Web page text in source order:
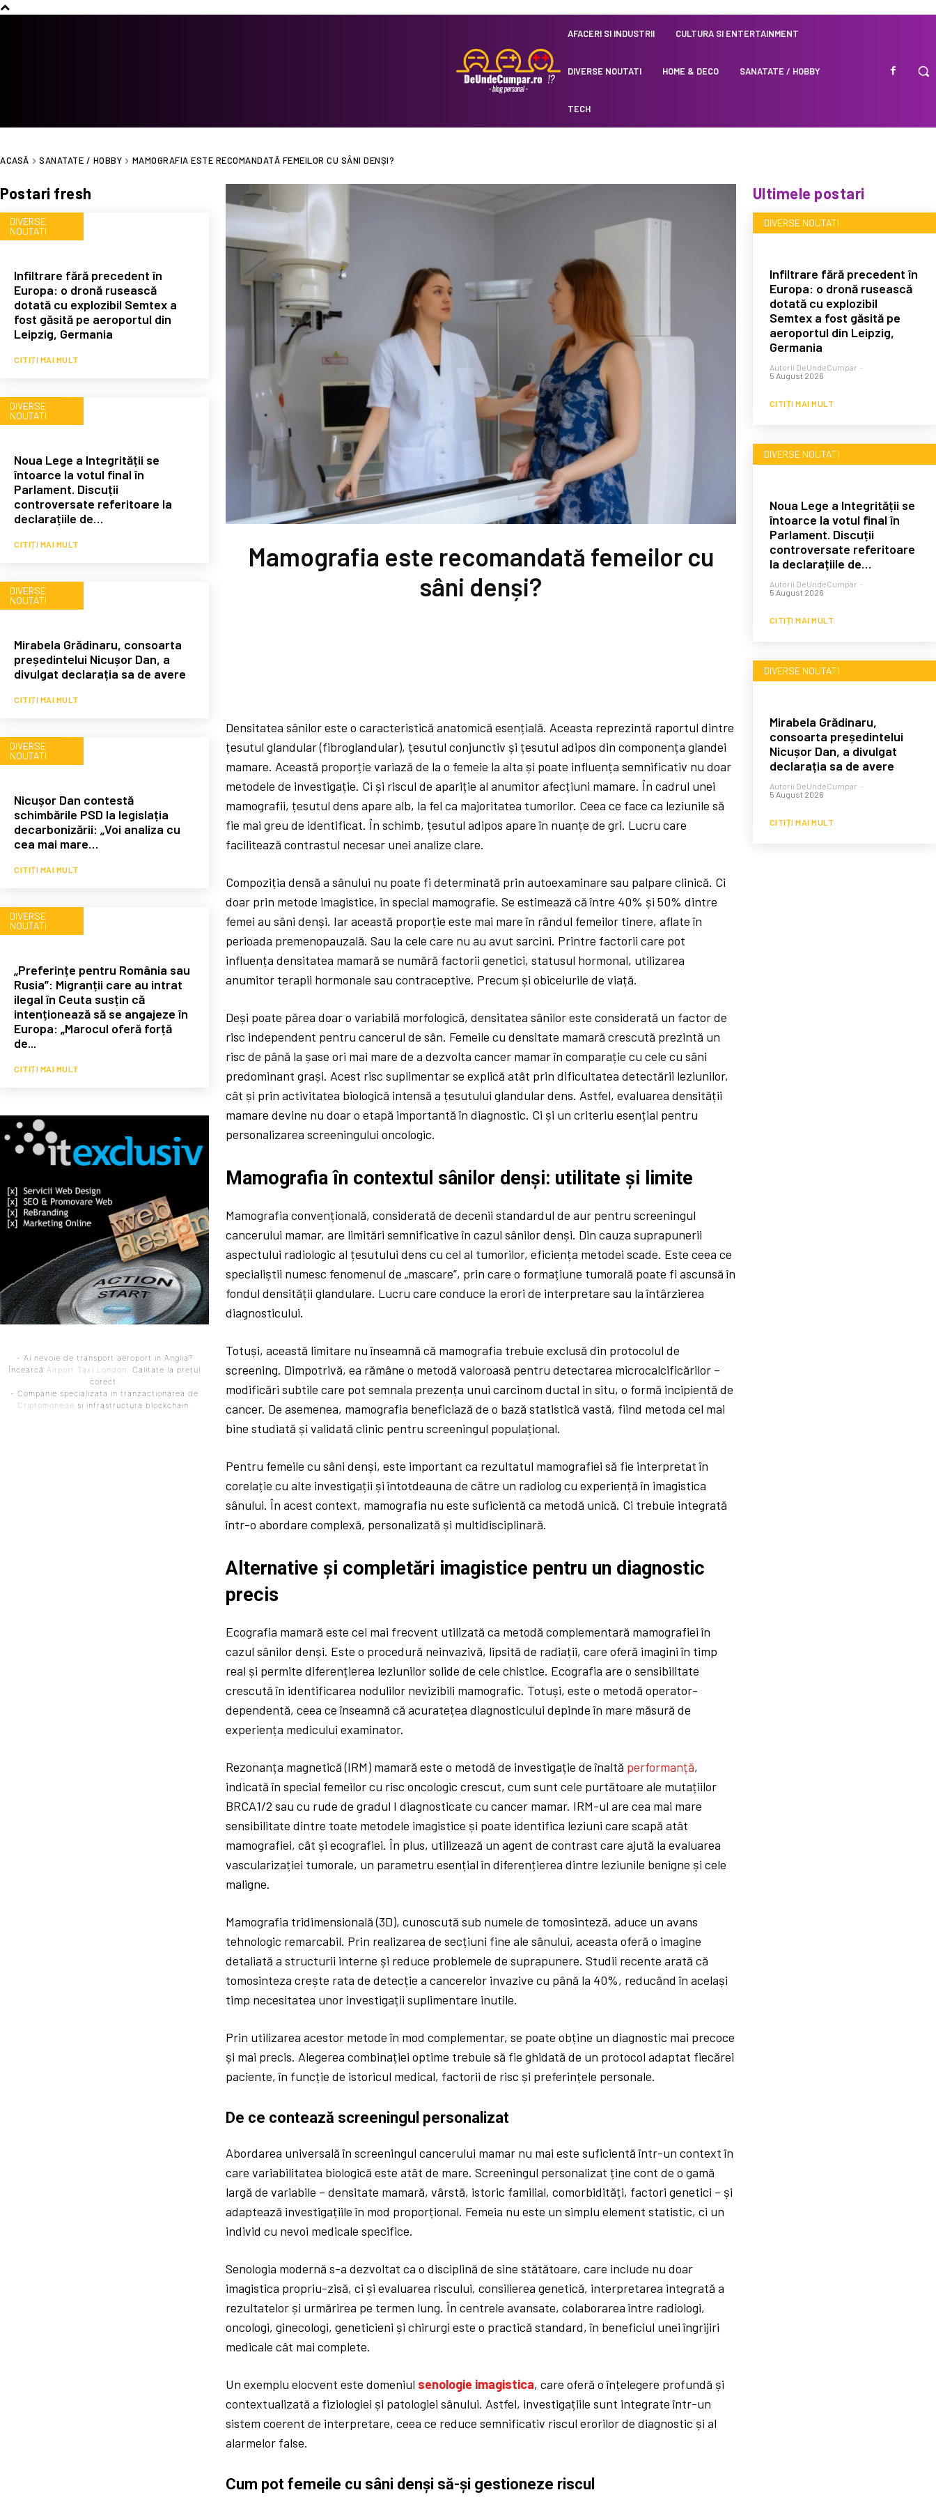
AFACERI SI INDUSTRII CULTURA SI ENTERTAINMENT
DIVERSE NOUTATI HOME & DECO SANATATE / HOBBY
TECH
ACASĂ SANATATE / HOBBY MAMOGRAFIA ESTE RECOMANDATĂ FEMEILOR CU SÂNI DENȘI?
Postari fresh
DIVERSE
NOUTATI
Infiltrare fără precedent în
Europa: o dronă rusească
dotată cu explozibil Semtex a
fost găsită pe aeroportul din
Leipzig, Germania
CITIȚI MAI MULT
DIVERSE
NOUTATI
Noua Lege a Integrității se
întoarce la votul final în
Parlament. Discuții
controversate referitoare la
declarațiile de…
CITIȚI MAI MULT
DIVERSE
NOUTATI
Mirabela Grădinaru, consoarta
președintelui Nicușor Dan, a
divulgat declarația sa de avere
CITIȚI MAI MULT
DIVERSE
NOUTATI
Nicușor Dan contestă
schimbările PSD la legislația
decarbonizării: „Voi analiza cu
cea mai mare…
CITIȚI MAI MULT
DIVERSE
NOUTATI
„Preferințe pentru România sau
Rusia”: Migranții care au intrat
ilegal în Ceuta susțin că
intenționează să se angajeze în
Europa: „Marocul oferă forță
de...
CITIȚI MAI MULT
- Ai nevoie de transport aeroport in Anglia?
ÎncearcăAirport Taxi London . Calitate la prețul
corect.
- Companie specializata in tranzactionarea de
Criptomonede si infrastructura blockchain.
Mamografia este recomandată femeilor cu
sâni denși?
Densitatea sânilor este o caracteristică anatomică esențială. Aceasta reprezintă raportul dintre
țesutul glandular (fibroglandular), țesutul conjunctiv și țesutul adipos din componența glandei
mamare. Această proporție variază de la o femeie la alta și poate influența semnificativ nu doar
metodele de investigație. Ci și riscul de apariție al anumitor afecțiuni mamare. În cadrul unei
mamografii, țesutul dens apare alb, la fel ca majoritatea tumorilor. Ceea ce face ca leziunile să
fie mai greu de identificat. În schimb, țesutul adipos apare în nuanțe de gri. Lucru care
facilitează contrastul necesar unei analize clare.
Compoziția densă a sânului nu poate fi determinată prin autoexaminare sau palpare clinică. Ci
doar prin metode imagistice, în special mamografie. Se estimează că între 40% și 50% dintre
femei au sâni denși. Iar această proporție este mai mare în rândul femeilor tinere, aflate în
perioada premenopauzală. Sau la cele care nu au avut sarcini. Printre factorii care pot
influența densitatea mamară se numără factorii genetici, statusul hormonal, utilizarea
anumitor terapii hormonale sau contraceptive. Precum și obiceiurile de viață.
Deși poate părea doar o variabilă morfologică, densitatea sânilor este considerată un factor de
risc independent pentru cancerul de sân. Femeile cu densitate mamară crescută prezintă un
risc de până la șase ori mai mare de a dezvolta cancer mamar în comparație cu cele cu sâni
predominant grași. Acest risc suplimentar se explică atât prin dificultatea detectării leziunilor,
cât și prin activitatea biologică intensă a țesutului glandular dens. Astfel, evaluarea densității
mamare devine nu doar o etapă importantă în diagnostic. Ci și un criteriu esențial pentru
personalizarea screeningului oncologic.
Mamografia în contextul sânilor denși: utilitate și limite
Mamografia convențională, considerată de decenii standardul de aur pentru screeningul
cancerului mamar, are limitări semnificative în cazul sânilor denși. Din cauza suprapunerii
aspectului radiologic al țesutului dens cu cel al tumorilor, eficiența metodei scade. Este ceea ce
specialiștii numesc fenomenul de „mascare”, prin care o formațiune tumorală poate fi ascunsă în
fondul densității glandulare. Lucru care conduce la erori de interpretare sau la întârzierea
diagnosticului.
Totuși, această limitare nu înseamnă că mamografia trebuie exclusă din protocolul de
screening. Dimpotrivă, ea rămâne o metodă valoroasă pentru detectarea microcalcificărilor –
modificări subtile care pot semnala prezența unui carcinom ductal in situ, o formă incipientă de
cancer. De asemenea, mamografia beneficiază de o bază statistică vastă, fiind metoda cel mai
bine studiată și validată clinic pentru screeningul populațional.
Pentru femeile cu sâni denși, este important ca rezultatul mamografiei să fie interpretat în
corelație cu alte investigații și întotdeauna de către un radiolog cu experiență în imagistica
sânului. În acest context, mamografia nu este suficientă ca metodă unică. Ci trebuie integrată
într-o abordare complexă, personalizată și multidisciplinară.
Alternative și completări imagistice pentru un diagnostic
precis
Ecografia mamară este cel mai frecvent utilizată ca metodă complementară mamografiei în
cazul sânilor denși. Este o procedură neinvazivă, lipsită de radiații, care oferă imagini în timp
real și permite diferențierea leziunilor solide de cele chistice. Ecografia are o sensibilitate
crescută în identificarea nodulilor nevizibili mamografic. Totuși, este o metodă operator-
dependentă, ceea ce înseamnă că acuratețea diagnosticului depinde în mare măsură de
experiența medicului examinator.
Rezonanța magnetică (IRM) mamară este o metodă de investigație de înaltă performanță,
indicată în special femeilor cu risc oncologic crescut, cum sunt cele purtătoare ale mutațiilor
BRCA1/2 sau cu rude de gradul I diagnosticate cu cancer mamar. IRM-ul are cea mai mare
sensibilitate dintre toate metodele imagistice și poate identifica leziuni care scapă atât
mamografiei, cât și ecografiei. În plus, utilizează un agent de contrast care ajută la evaluarea
vascularizației tumorale, un parametru esențial în diferențierea dintre leziunile benigne și cele
maligne.
Mamografia tridimensională (3D), cunoscută sub numele de tomosinteză, aduce un avans
tehnologic remarcabil. Prin realizarea de secțiuni fine ale sânului, aceasta oferă o imagine
detaliată a structurii interne și reduce problemele de suprapunere. Studii recente arată că
tomosinteza crește rata de detecție a cancerelor invazive cu până la 40%, reducând în același
timp necesitatea unor investigații suplimentare inutile.
Prin utilizarea acestor metode în mod complementar, se poate obține un diagnostic mai precoce
și mai precis. Alegerea combinației optime trebuie să fie ghidată de un protocol adaptat fiecărei
paciente, în funcție de istoricul medical, factorii de risc și preferințele personale.
De ce contează screeningul personalizat
Abordarea universală în screeningul cancerului mamar nu mai este suficientă într-un context în
care variabilitatea biologică este atât de mare. Screeningul personalizat ține cont de o gamă
largă de variabile – densitate mamară, vârstă, istoric familial, comorbidități, factori genetici – și
adaptează investigațiile în mod proporțional. Femeia nu este un simplu element statistic, ci un
individ cu nevoi medicale specifice.
Senologia modernă s-a dezvoltat ca o disciplină de sine stătătoare, care include nu doar
imagistica propriu-zisă, ci și evaluarea riscului, consilierea genetică, interpretarea integrată a
rezultatelor și urmărirea pe termen lung. În centrele avansate, colaborarea între radiologi,
oncologi, ginecologi, geneticieni și chirurgi este o practică standard, în beneficiul unei îngrijiri
medicale cât mai complete.
Un exemplu elocvent este domeniul senologie imagistica, care oferă o înțelegere profundă și
contextualizată a fiziologiei și patologiei sânului. Astfel, investigațiile sunt integrate într-un
sistem coerent de interpretare, ceea ce reduce semnificativ riscul erorilor de diagnostic și al
alarmelor false.
Cum pot femeile cu sâni denși să-și gestioneze riscul
Ultimele postari
DIVERSE NOUTATI
Infiltrare fără precedent în
Europa: o dronă rusească
dotată cu explozibil
Semtex a fost găsită pe
aeroportul din Leipzig,
Germania
Autorii DeUndeCumpar -
5 August 2026
CITIȚI MAI MULT
DIVERSE NOUTATI
Noua Lege a Integrității se
întoarce la votul final în
Parlament. Discuții
controversate referitoare
la declarațiile de…
Autorii DeUndeCumpar -
5 August 2026
CITIȚI MAI MULT
DIVERSE NOUTATI
Mirabela Grădinaru,
consoarta președintelui
Nicușor Dan, a divulgat
declarația sa de avere
Autorii DeUndeCumpar -
5 August 2026
CITIȚI MAI MULT